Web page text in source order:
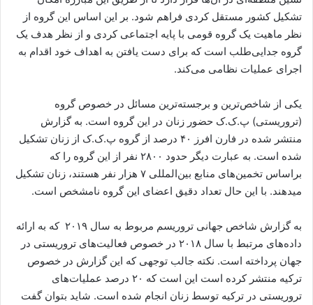
تشکیل کشور مستقل کردی فراهم شود. بر این اساس این گروه از
نظر ماهیت یک گروه قومی با پایه اجتماعی کردی و از نظر هدف یک
گروه جدایی‌طلب است که برای دست یافتن به اهداف خود اقدام به
اجرای عملیات نظامی می‌کند.
یکی از شاخص‌ترین و برجسته‌ترین مسائل در خصوص گروه
(تروریستی) پ.ک.ک حضور زنان در این گروه است. به گزارش
منتشر شده در فارن افرز ۴۰ درصد از گروه پ.ک.ک از زنان تشکیل
شده است. به عبارت دیگر حدود ۲۸۰۰ نفر از این گروه را که
براساس تخمین‌های منابع بین‌المللی ۷ هزار نفر هستند، زنان تشکیل
میدهند. با این حال تعداد دقیق اعضای این گروه نامشخص است.
به گزارش شاخص جهانی تروریسم مربوط به سال ۲۰۱۹ که به ارائه
داده‌های مرتبط با سال ۲۰۱۸ در خصوص فعالیت‌های تروریستی در
جهان پرداخته است. نکته جالب توجهی که این گزارش در خصوص
ترکیه منتشر کرده است این است که ۲۰ درصد عملیات‌های
تروریستی در ترکیه توسط زنان انجام شده است. شاید بتوان گفت